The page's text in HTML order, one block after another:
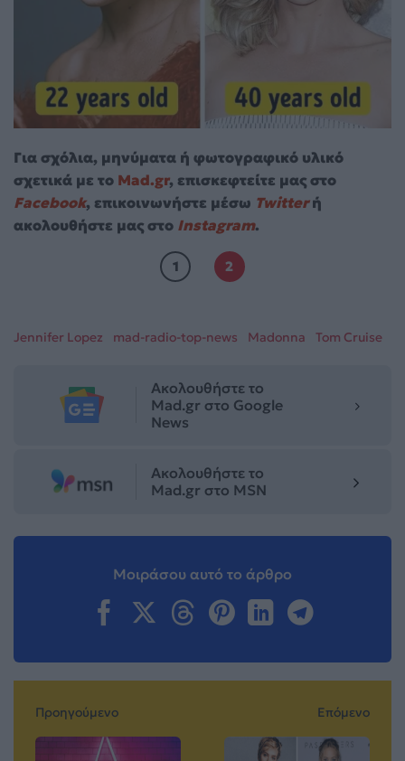
Για σχόλια, μηνύματα ή φωτογραφικό υλικό
σχετικά με το Mad.gr, επισκεφτείτε μας στο
Facebook, επικοινωνήστε μέσω Twitterή
ακολουθήστε μας στο Instagram.
1 2
Jennifer Lopez mad-radio-top-news Madonna Tom Cruise
Ακολουθήστε το
Mad.gr στο Google
News
Ακολουθήστε το
Mad.gr στο MSN
Μοιράσου αυτό το άρθρο
Προηγούμενο Επόμενο